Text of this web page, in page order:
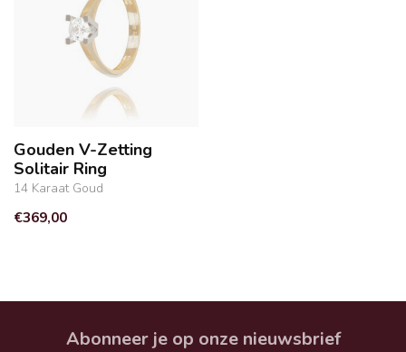
Gouden V-Zetting
Solitair Ring
14 Karaat Goud
€369,00
Abonneer je op onze nieuwsbrief